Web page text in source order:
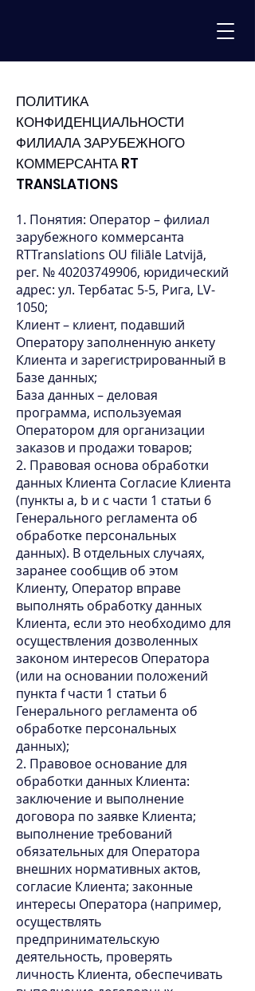
ПОЛИТИКА
КОНФИДЕНЦИАЛЬНОСТИ
ФИЛИАЛА ЗАРУБЕЖНОГО
КОММЕРСАНТА RT
TRANSLATIONS
1. Понятия: Оператор – филиал
зарубежного коммерсанта
RTTranslations OU filiāle Latvijā,
рег. №40203749906, юридический
адрес: ул. Тербатaс 5-5, Рига, LV-
1050;
Клиент – клиент, подавший
Оператору заполненную анкету
Клиента и зарегистрированный в
Базе данных;
База данных – деловая
программа, используемая
Оператором для организации
заказов и продажи товаров;
2. Правовая основа обработки
данных Клиента Согласие Клиента
(пункты а, b и c части 1 статьи 6
Генерального регламента об
обработке персональных
данных). В отдельных случаях,
заранее сообщив об этом
Клиенту, Оператор вправе
выполнять обработку данных
Клиента, если это необходимо для
осуществления дозволенных
законом интересов Оператора
(или на основании положений
пункта f части 1 статьи 6
Генерального регламента об
обработке персональных
данных);
2. Правовое основание для
обработки данных Клиента:
заключение и выполнение
договора по заявке Клиента;
выполнение требований
обязательных для Оператора
внешних нормативных актов,
согласие Клиента; законные
интересы Оператора (например,
осуществлять
предпринимательскую
деятельность, проверять
личность Клиента, обеспечивать